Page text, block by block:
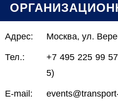
Адрес: Москва, ул.
Тел.:
+7 495 225 99
5)
E-mail: